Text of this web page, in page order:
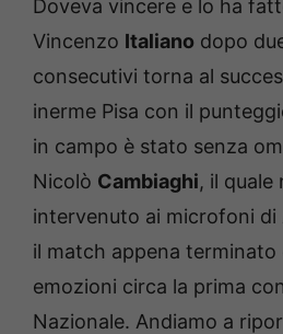
Doveva vincere e lo ha
Vincenzo Italiano dopo
consecutivi torna al
inerme Pisa con il
in campo è stato senza
Nicolò Cambiaghi, il
intervenuto ai microfoni di
il match appena terminato
emozioni circa la prima
Nazionale. Andiamo a